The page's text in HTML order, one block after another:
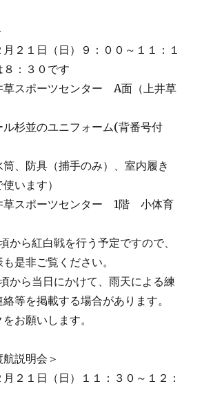
２１日（日）９：００～１１：１
：３０です
スポーツセンター A面（上井草
ル杉並のユニフォーム(背番号付
、防具（捕手のみ）、室内履き
います）
草スポーツセンター 1階 小体育
から紅白戦を行う予定ですので、
是非ご覧ください。
から当日にかけて、雨天による練
等を掲載する場合があります。
お願いします。
説明会＞
２１日（日）１１：３０～１２：